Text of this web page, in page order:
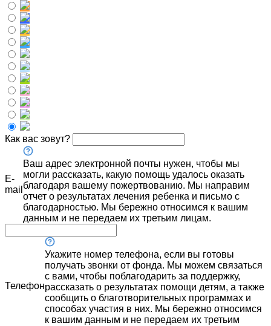
Как вас зовут?
E-
mail
Ваш адрес электронной почты нужен, чтобы мы
могли рассказать, какую помощь удалось оказать
благодаря вашему пожертвованию. Мы направим
отчет о результатах лечения ребенка и письмо с
благодарностью. Мы бережно относимся к вашим
данным и не передаем их третьим лицам.
Телефон
Укажите номер телефона, если вы готовы
получать звонки от фонда. Мы можем связаться
с вами, чтобы поблагодарить за поддержку,
рассказать о результатах помощи детям, а также
сообщить о благотворительных программах и
способах участия в них. Мы бережно относимся
к вашим данным и не передаем их третьим